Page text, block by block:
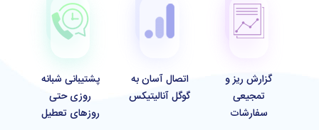
گزارش ریز و
تمجیعی
سفارشات
اتصال آسان به
گوگل آنالیتیکس
پشتیبانی شبانه
روزی حتی
روزهای تعطیل